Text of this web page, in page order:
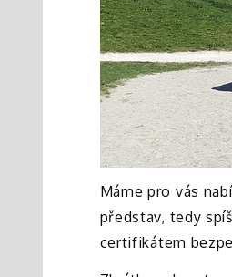
Máme pro vás
představ, tedy
certifikátem